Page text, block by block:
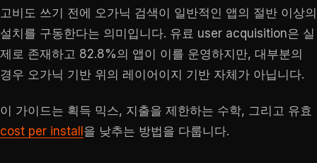
고비도 쓰기 전에 오가닉 검색이 일반적인 앱의 절반 이상의
설치를 구동한다는 의미입니다. 유료 user acquisition은 실
제로 존재하고 82.8%의 앱이 이를 운영하지만, 대부분의
경우 오가닉 기반 위의 레이어이지 기반 자체가 아닙니다.
이 가이드는 획득 믹스, 지출을 제한하는 수학, 그리고 유효
cost per install 을 낮추는 방법을 다룹니다.